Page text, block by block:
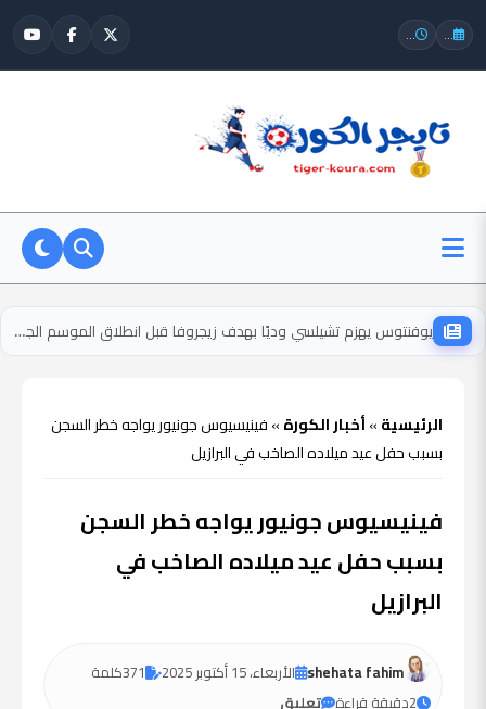
...
...
يوفنتوس يهزم تشيلسي وديًا بهدف زيجروفا قبل انطلاق الموسم الجديد
الرئيسية»أخبار الكورة»فينيسيوس جونيور يواجه خطر السجن
بسبب حفل عيد ميلاده الصاخب في البرازيل
فينيسيوس جونيور يواجه خطر السجن
بسبب حفل عيد ميلاده الصاخب في
البرازيل
shehata fahim الأربعاء، 15 أكتوبر 2025 371كلمة
2دقيقة قراءة تعليق